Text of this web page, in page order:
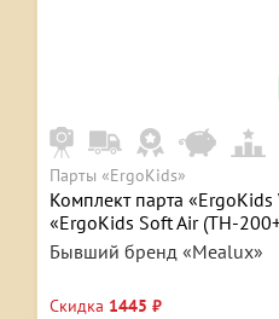
Парты «ErgoKids»
Комплект парта «ErgoKids
«ErgoKids Soft Air (TH-
Бывший бренд «Mealux»
Скидка 1445 ₽